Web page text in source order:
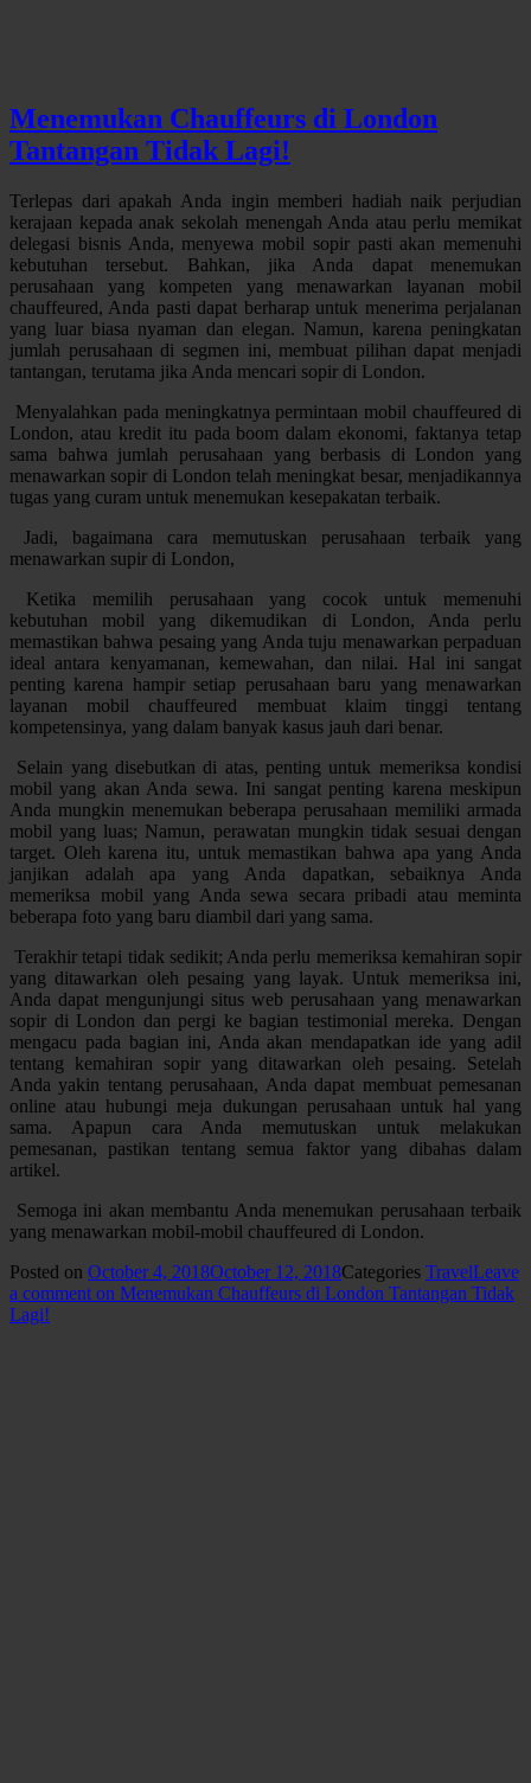
Menemukan Chauffeurs di London
Tantangan Tidak Lagi!
Terlepas dari apakah Anda ingin memberi hadiah naik perjudian
kerajaan kepada anak sekolah menengah Anda atau perlu memikat
delegasi bisnis Anda, menyewa mobil sopir pasti akan memenuhi
kebutuhan tersebut. Bahkan, jika Anda dapat menemukan
perusahaan yang kompeten yang menawarkan layanan mobil
chauffeured, Anda pasti dapat berharap untuk menerima perjalanan
yang luar biasa nyaman dan elegan. Namun, karena peningkatan
jumlah perusahaan di segmen ini, membuat pilihan dapat menjadi
tantangan, terutama jika Anda mencari sopir di London.
Menyalahkan pada meningkatnya permintaan mobil chauffeured di
London, atau kredit itu pada boom dalam ekonomi, faktanya tetap
sama bahwa jumlah perusahaan yang berbasis di London yang
menawarkan sopir di London telah meningkat besar, menjadikannya
tugas yang curam untuk menemukan kesepakatan terbaik.
Jadi, bagaimana cara memutuskan perusahaan terbaik yang
menawarkan supir di London,
Ketika memilih perusahaan yang cocok untuk memenuhi
kebutuhan mobil yang dikemudikan di London, Anda perlu
memastikan bahwa pesaing yang Anda tuju menawarkan perpaduan
ideal antara kenyamanan, kemewahan, dan nilai. Hal ini sangat
penting karena hampir setiap perusahaan baru yang menawarkan
layanan mobil chauffeured membuat klaim tinggi tentang
kompetensinya, yang dalam banyak kasus jauh dari benar.
Selain yang disebutkan di atas, penting untuk memeriksa kondisi
mobil yang akan Anda sewa. Ini sangat penting karena meskipun
Anda mungkin menemukan beberapa perusahaan memiliki armada
mobil yang luas; Namun, perawatan mungkin tidak sesuai dengan
target. Oleh karena itu, untuk memastikan bahwa apa yang Anda
janjikan adalah apa yang Anda dapatkan, sebaiknya Anda
memeriksa mobil yang Anda sewa secara pribadi atau meminta
beberapa foto yang baru diambil dari yang sama.
Terakhir tetapi tidak sedikit; Anda perlu memeriksa kemahiran sopir
yang ditawarkan oleh pesaing yang layak. Untuk memeriksa ini,
Anda dapat mengunjungi situs web perusahaan yang menawarkan
sopir di London dan pergi ke bagian testimonial mereka. Dengan
mengacu pada bagian ini, Anda akan mendapatkan ide yang adil
tentang kemahiran sopir yang ditawarkan oleh pesaing. Setelah
Anda yakin tentang perusahaan, Anda dapat membuat pemesanan
online atau hubungi meja dukungan perusahaan untuk hal yang
sama. Apapun cara Anda memutuskan untuk melakukan
pemesanan, pastikan tentang semua faktor yang dibahas dalam
artikel.
Semoga ini akan membantu Anda menemukan perusahaan terbaik
yang menawarkan mobil-mobil chauffeured di London.
Posted on October 4, 2018October 12, 2018Categories TravelLeave
a comment on Menemukan Chauffeurs di London Tantangan Tidak
Lagi!